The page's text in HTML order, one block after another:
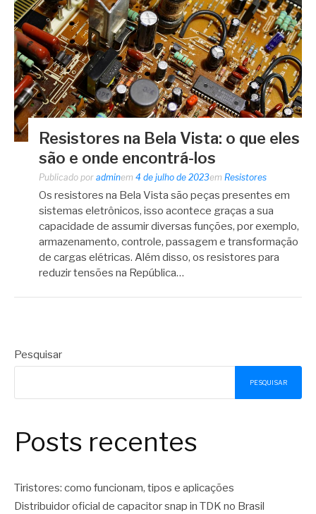
Resistores na Bela Vista: o que eles
são e onde encontrá-los
Publicado por adminem 4 de julho de 2023em Resistores
Os resistores na Bela Vista são peças presentes em
sistemas eletrônicos, isso acontece graças a sua
capacidade de assumir diversas funções, por exemplo,
armazenamento, controle, passagem e transformação
de cargas elétricas. Além disso, os resistores para
reduzir tensões na República…
Pesquisar
PESQUISAR
Posts recentes
Tiristores: como funcionam, tipos e aplicações
Distribuidor oficial de capacitor snap in TDK no Brasil